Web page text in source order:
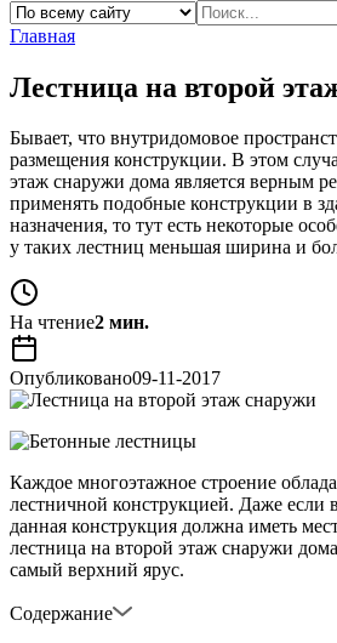
Главная
Лестница на второй
Бывает, что внутридомовое
размещения конструкции. В этом
этаж снаружи дома является верным
применять подобные конструкции в
назначения, то тут есть некоторые
у таких лестниц меньшая ширина и
На чтение2 мин.
Опубликовано09-11-2017
Каждое многоэтажное строение
лестничной конструкцией. Даже если
данная конструкция должна иметь
лестница на второй этаж снаружи
самый верхний ярус.
Содержание